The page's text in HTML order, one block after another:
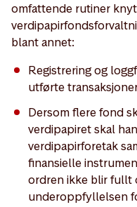
omfattende rutiner
blant annet:
Registrering og
utførte
Dersom flere fond
verdipapiret skal
verdipapirforetak
finansielle
ordren ikke blir fullt
underoppfyllelsen